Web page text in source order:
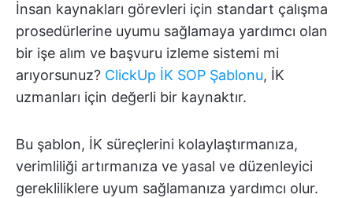
İnsan kaynakları görevleri için standart çalışma
prosedürlerine uyumu sağlamaya yardımcı olan
bir işe alım ve başvuru izleme sistemi mi
arıyorsunuz? ClickUp İK SOP Şablonu, İK
uzmanları için değerli bir kaynaktır.
Bu şablon, İK süreçlerini kolaylaştırmanıza,
verimliliği artırmanıza ve yasal ve düzenleyici
gerekliliklere uyum sağlamanıza yardımcı olur.